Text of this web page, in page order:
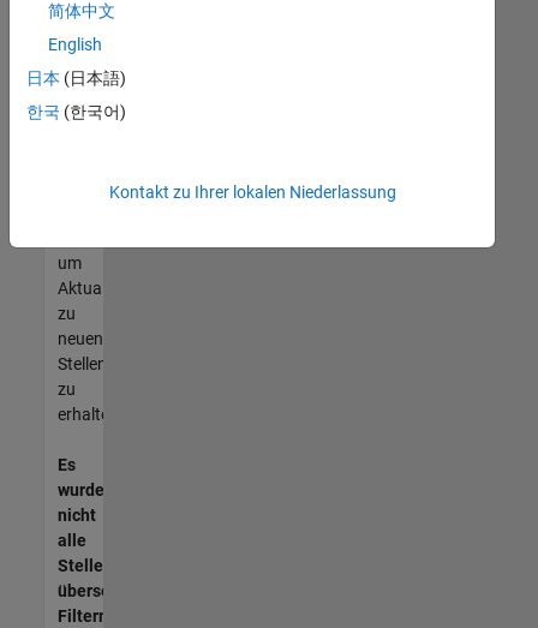
die
Ihren
entsprechen,
werden
unseres
um
Aktualisierungen
zu
neuen
Stellenangeboten
zu
erhalten.
Es
wurden
nicht
alle
Stellen
übersetzt.
Filtern
简体中文
English
日本 (日本語)
한국 (한국어)
Kontakt zu Ihrer lokalen Niederlassung